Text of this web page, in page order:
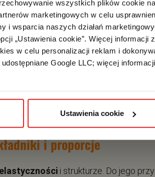
wszystkich plików cookie
marketingowych w celu
i wsparcia naszych działań
„Ustawienia cookie”. Więcej informacji
w celu personalizacji reklam i
Google LLC; więcej
Ustawienia cookie
i proporcje
elastyczności i strukturze. Do jego